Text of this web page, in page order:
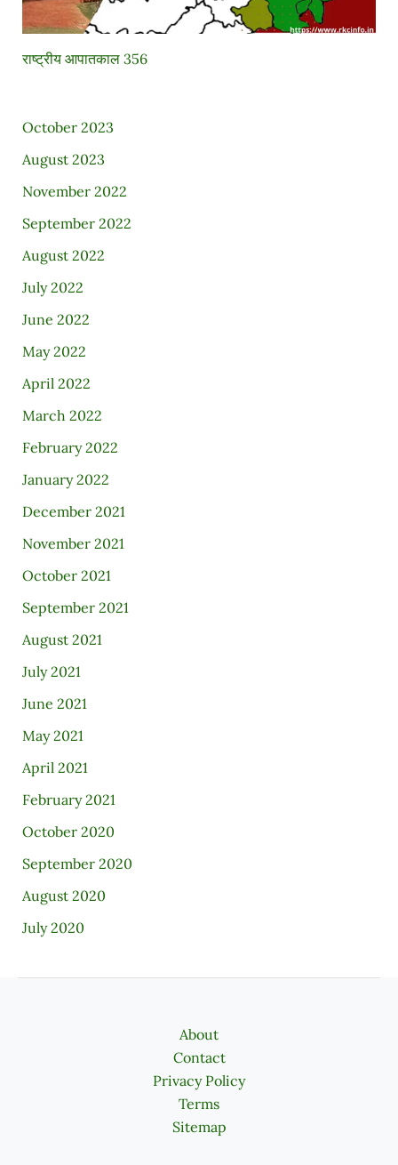
राष्ट्रीय आपातकाल 356
October 2023
August 2023
November 2022
September 2022
August 2022
July 2022
June 2022
May 2022
April 2022
March 2022
February 2022
January 2022
December 2021
November 2021
October 2021
September 2021
August 2021
July 2021
June 2021
May 2021
April 2021
February 2021
October 2020
September 2020
August 2020
July 2020
About
Contact
Privacy Policy
Terms
Sitemap